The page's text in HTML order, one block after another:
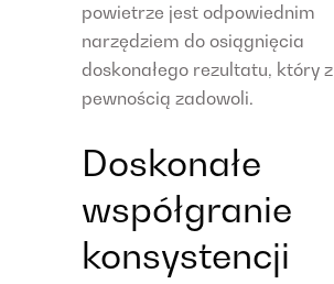
powietrze jest odpowiednim
narzędziem do osiągnięcia
doskonałego rezultatu, który z
pewnością zadowoli.
Doskonałe
współgranie
konsystencji